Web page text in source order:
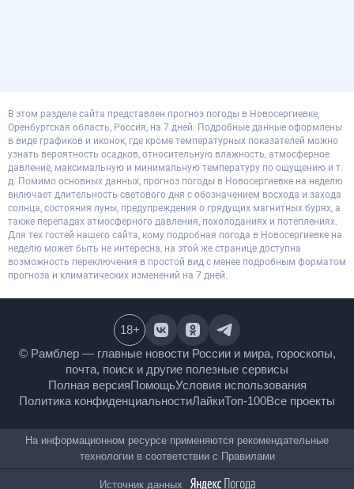
В этом разделе сайта представлен прогноз погоды в Новосергиевке,
Оренбургская область, Россия, на 7 дней. Подробные данные оформлены
в виде графиков и иконок, где кроме температурных показателей можно
узнать вероятность осадков, относительную влажность, атмосферное
давление, максимальную и минимальную температуру по ощущению и т.
д. Помимо основных данных, прогноз погоды в Новосергиевке на неделю
включает длительность светового дня с обозначением восхода и захода
солнца, состояния луны, предупреждения о грядущих магнитных бурях, а
также перепадах атмосферного давления, похолоданиях и потеплениях.
Для тех гостей нашего сайта, кому подробная погода в Новосергиевке на
неделю может быть не интересна, на этой же странице доступна
возможность переключения в простой вид с менее подробным форматом
прогноза и климатических изменений на 7 дней.
© Рамблер — главные новости России и мира,
гороскопы, почта, поиск и другие полезные сервисы
Полная версияПомощьУсловия использования
Политика конфиденциальностиЛайкиТоп-100
18+
На информационном ресурсе применяются
рекомендательные технологии в соответствии сПравилами